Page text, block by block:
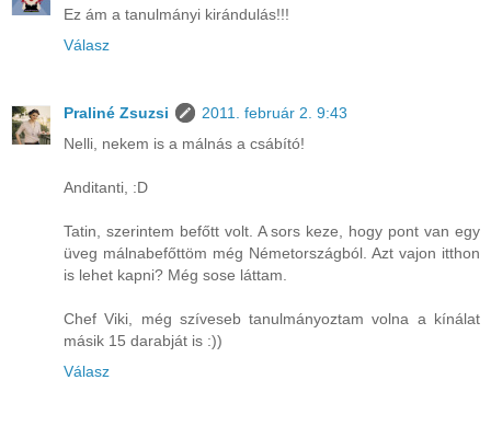
Ez ám a tanulmányi kirándulás!!!
Válasz
Praliné Zsuzsi
2011. február 2. 9:43
Nelli, nekem is a málnás a csábító!
Anditanti, :D
Tatin, szerintem befőtt volt. A sors keze, hogy pont van egy
üveg málnabefőttöm még Németországból. Azt vajon itthon
is lehet kapni? Még sose láttam.
Chef Viki, még szíveseb tanulmányoztam volna a kínálat
másik 15 darabját is :))
Válasz